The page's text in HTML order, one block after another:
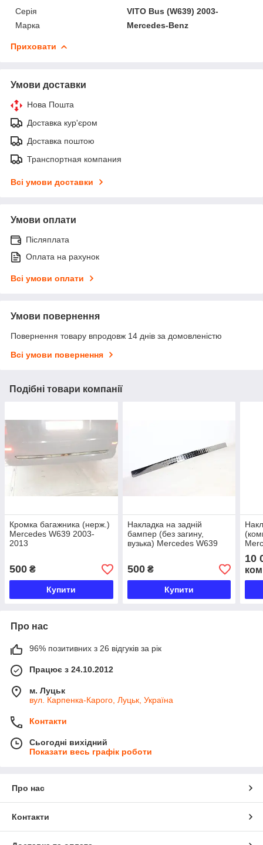
Серія
VITO Bus (W639) 2003-
Марка
Mercedes-Benz
Приховати
Умови доставки
Нова Пошта
Доставка кур'єром
Доставка поштою
Транспортная компания
Всі умови доставки
Умови оплати
Післяплата
Оплата на рахунок
Всі умови оплати
Умови повернення
Повернення товару впродовж 14 днів за домовленістю
Всі умови повернення
Подібні товари компанії
Кромка багажника (нерж.)
Mercedes W639 2003-
2013
500 ₴
Купити
Накладка на задній
бампер (без загину,
вузька) Mercedes W639
500₴
Купити
10
Про нас
96% позитивних з 26 відгуків за рік
Працює з 24.10.2012
м. Луцьк
вул. Карпенка-Карого, Луцьк, Україна
Контакти
Сьогодні вихідний
Показати весь графік роботи
Про нас
Контакти